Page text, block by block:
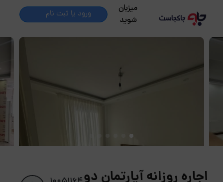
میزبان
شوید
ورود یا ثبت نام
اجاره روزانه آپارتمان دو